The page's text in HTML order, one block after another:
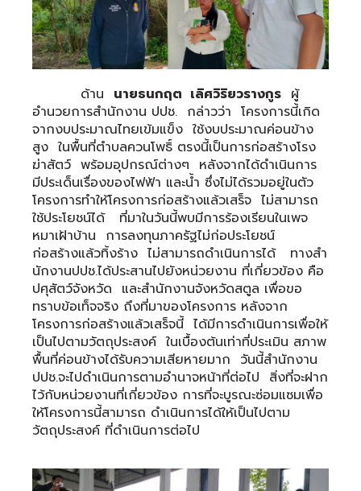
ด้าน นายธนกฤต เลิศวิริยวรางกูร ผู้
อำนวยการสำนักงาน ปปช. กล่าวว่า โครงการนี้เกิด
จากงบประมาณไทยเข้มแข็ง ใช้งบประมาณค่อนข้าง
สูง ในพื้นที่ตำบลควนโพธิ์ ตรงนี้เป็นการก่อสร้างโรง
ฆ่าสัตว์ พร้อมอุปกรณ์ต่างๆ หลังจากได้ดำเนินการ
มีประเด็นเรื่องของไฟฟ้า และน้ำ ซึ่งไม่ได้รวมอยู่ในตัว
โครงการทำให้โครงการก่อสร้างแล้วเสร็จ ไม่สามารถ
ใช้ประโยชน์ได้ ที่มาในวันนี้พบมีการร้องเรียนในเพจ
หมาเฝ้าบ้าน การลงทุนภาครัฐไม่ก่อประโยชน์
ก่อสร้างแล้วทิ้งร้าง ไม่สามารถดำเนินการได้ ทางสำ
นักงานปปช.ได้ประสานไปยังหน่วยงาน ที่เกี่ยวข้อง คือ
ปศุสัตว์จังหวัด และสำนักงานจังหวัดสตูล เพื่อขอ
ทราบข้อเท็จจริง ถึงที่มาของโครงการ หลังจาก
โครงการก่อสร้างแล้วเสร็จนี้ ได้มีการดำเนินการเพื่อให้
เป็นไปตามวัตถุประสงค์ ในเบื้องต้นเท่าที่ประเมิน สภาพ
พื้นที่ค่อนข้างได้รับความเสียหายมาก วันนี้สำนักงาน
ปปช.จะไปดำเนินการตามอำนาจหน้าที่ต่อไป สิ่งที่จะฝาก
ไว้กับหน่วยงานที่เกี่ยวข้อง การที่จะบูรณะซ่อมแซมเพื่อ
ให้โครงการนี้สามารถ ดำเนินการได้ให้เป็นไปตาม
วัตถุประสงค์ ที่ดำเนินการต่อไป